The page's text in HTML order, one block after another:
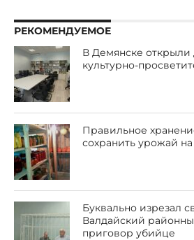
РЕКОМЕНДУЕМОЕ
В Демянске открыли
культурно-
Правильное
сохранить урожай
Буквально изрезал
Валдайский
приговор убийце